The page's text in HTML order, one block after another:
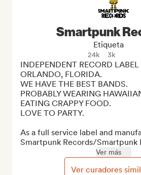
Smartpunk
Etiqueta
24k 3k
INDEPENDENT RECORD
ORLANDO, FLORIDA.
WE HAVE THE BEST BANDS.
PROBABLY WEARING
EATING CRAPPY FOOD.
LOVE TO PARTY.
As a full service label and
Smartpunk Records/Smartpunk
Ver más
Ver curadores